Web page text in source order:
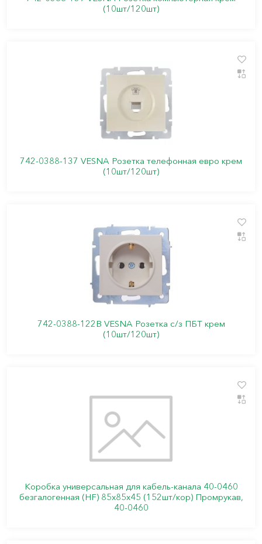
(10шт/120шт)
742-0388-137 VESNA Розетка телефонная евро крем
(10шт/120шт)
742-0388-122В VESNA Розетка с/з ПБТ крем
(10шт/120шт)
Коробка универсальная для кабель-канала 40-0460
безгалогенная (HF) 85х85х45 (152шт/кор) Промрукав,
40-0460